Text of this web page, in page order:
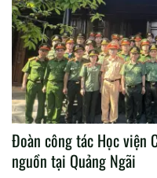
Đoàn công tác Học viện
nguồn tại Quảng Ngãi